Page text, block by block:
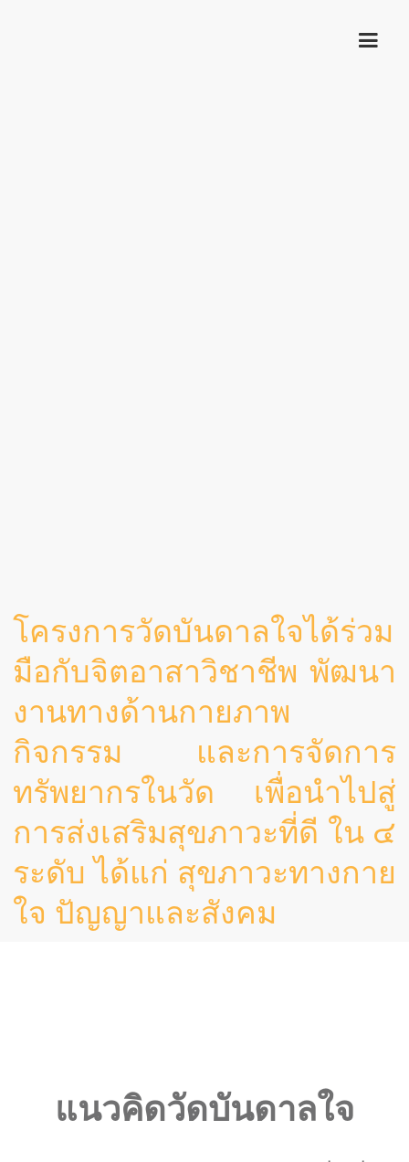
โครงการวัดบันดาลใจได้ร่วม
มือกับจิตอาสาวิชาชีพ พัฒนา
งานทางด้านกายภาพ
กิจกรรม และการจัดการ
ทรัพยากรในวัด เพื่อนำไปสู่
การส่งเสริมสุขภาวะที่ดี ใน ๔
ระดับ ได้แก่ สุขภาวะทางกาย
ใจ ปัญญาและสังคม
แนวคิดวัดบันดาลใจ